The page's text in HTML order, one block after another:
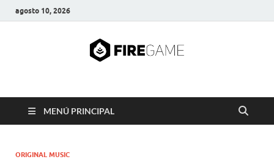
agosto 10, 2026
FIRE GAME
MENÚ PRINCIPAL
ORIGINAL MUSIC